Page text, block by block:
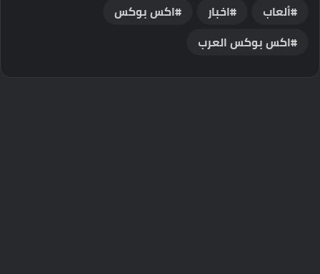
ألعاب
اخبار
اكس بوكس
اكس بوكس العرب